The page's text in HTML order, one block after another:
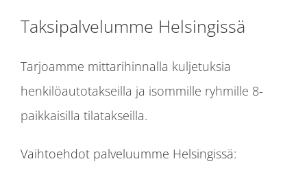
Taksipalvelumme Helsingissä
Tarjoamme mittarihinnalla kuljetuksia
henkilöautotakseilla ja isommille ryhmille 8-
paikkaisilla tilatakseilla.
Vaihtoehdot palveluumme Helsingissä: